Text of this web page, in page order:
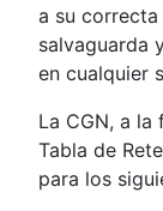
a su
salvaguarda
en cualquier
La CGN, a
Tabla de
para los